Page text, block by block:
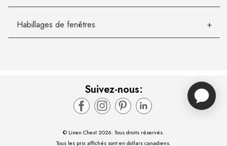
Habillages de fenêtres
Suivez-nous:
© Linen Chest 2026. Tous droits réservés.
Tous les prix affichés sont en dollars canadiens.